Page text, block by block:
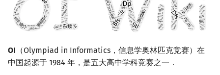
格式手册
数学符号表
学习资源
技巧
Eclipse
Notepad++
Lemon
命令行编译与调试
编译器
WSL (Windows 10)
Interactor
Checker
流程控制语句
高级数据类型
string
pair
引用
常量
新版 C++ 特性
C++ 与其他常用语言的区别
Pascal 转 C++ 急救
Python 速成
递归 & 分治
贪心
计数排序
基数排序
快速排序
启发式搜索
A*
迭代加深搜索
区间 DP
DAG 上的 DP
树形 DP
Slope Trick 优化
WQS 二分
状态设计优化
字符串哈希
字典树 (Trie)
前缀函数与 KMP 算法
二进制集合操作
高精度计算
快速幂
欧拉函数
筛法
分解质因数
快速沃尔什变换
Chirp Z 变换
多项式牛顿迭代
错位排列
卡特兰数
斯特林数
初等变换
行列式
线性空间
Schreier–Sims 算法
概率不等式
哈希表
并查集
Sqrt Tree
区间最值操作 & 区间历史
值
Kinetic Tournament Tree
替罪羊树
笛卡尔树
Size Balanced Tree
可持久化字典树
可持久化可并堆
分块套树状数组
BFS（图论）
树上问题
最近公共祖先
树链剖分
树上启发式合并
有向无环图
点/边连通度
上下界网络流
Stoer–Wagner 算法
一般图最大权匹配
稳定匹配
Pick 定理
三角剖分
分数规划
随机化
悬线法
OI （Olympiad in Informatics，信息学奥林匹克竞赛）在
中国起源于 1984 年，是五大高中学科竞赛之一．